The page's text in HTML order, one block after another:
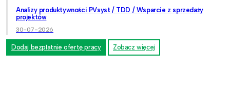
Analizy produktywności PVsyst / TDD / Wsparcie z sprzedaży
projektów
30-07-2026
Dodaj bezpłatnie ofertę pracy Zobacz więcej